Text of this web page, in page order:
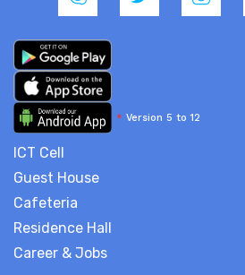
* Version 5 to 12
ICT Cell
Guest House
Cafeteria
Residence Hall
Career & Jobs